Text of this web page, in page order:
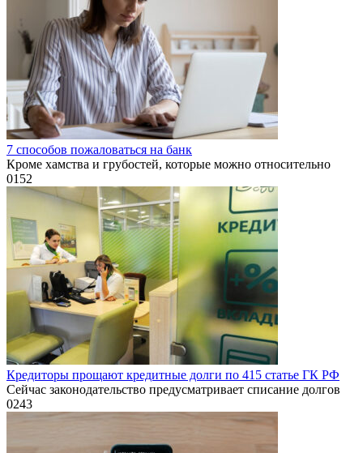
7 способов пожаловаться на банк
Кроме хамства и грубостей, которые можно относительно
0152
Кредиторы прощают кредитные долги по 415 статье ГК РФ
Сейчас законодательство предусматривает списание долгов
0243